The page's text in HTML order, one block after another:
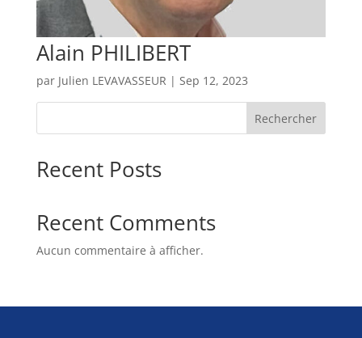
Alain PHILIBERT
par Julien LEVAVASSEUR | Sep 12, 2023
Rechercher
Recent Posts
Recent Comments
Aucun commentaire à afficher.